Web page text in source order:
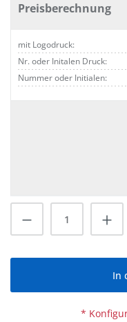
Preisberechnung
mit Logodruck:
Nr. oder Initalen Druck:
Nummer oder Initialen:
Produkt
In
*